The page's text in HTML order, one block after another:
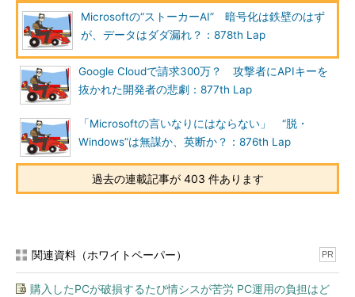
Microsoftの“ストーカーAI” 暗号化は鉄壁のはず
が、データはダダ漏れ？：878th Lap
Google Cloudで請求300万？ 攻撃者にAPIキーを
抜かれた開発者の悲劇：877th Lap
「Microsoftの言いなりにはならない」 “脱・
Windows”は無謀か、英断か？：876th Lap
過去の連載記事が 403 件あります
関連資料（ホワイトペーパー） PR
購入したPCが破損するたび情シスが苦労 PC運用の負担はど